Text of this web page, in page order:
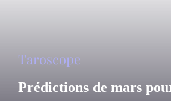
Taroscope
Prédictions de mars